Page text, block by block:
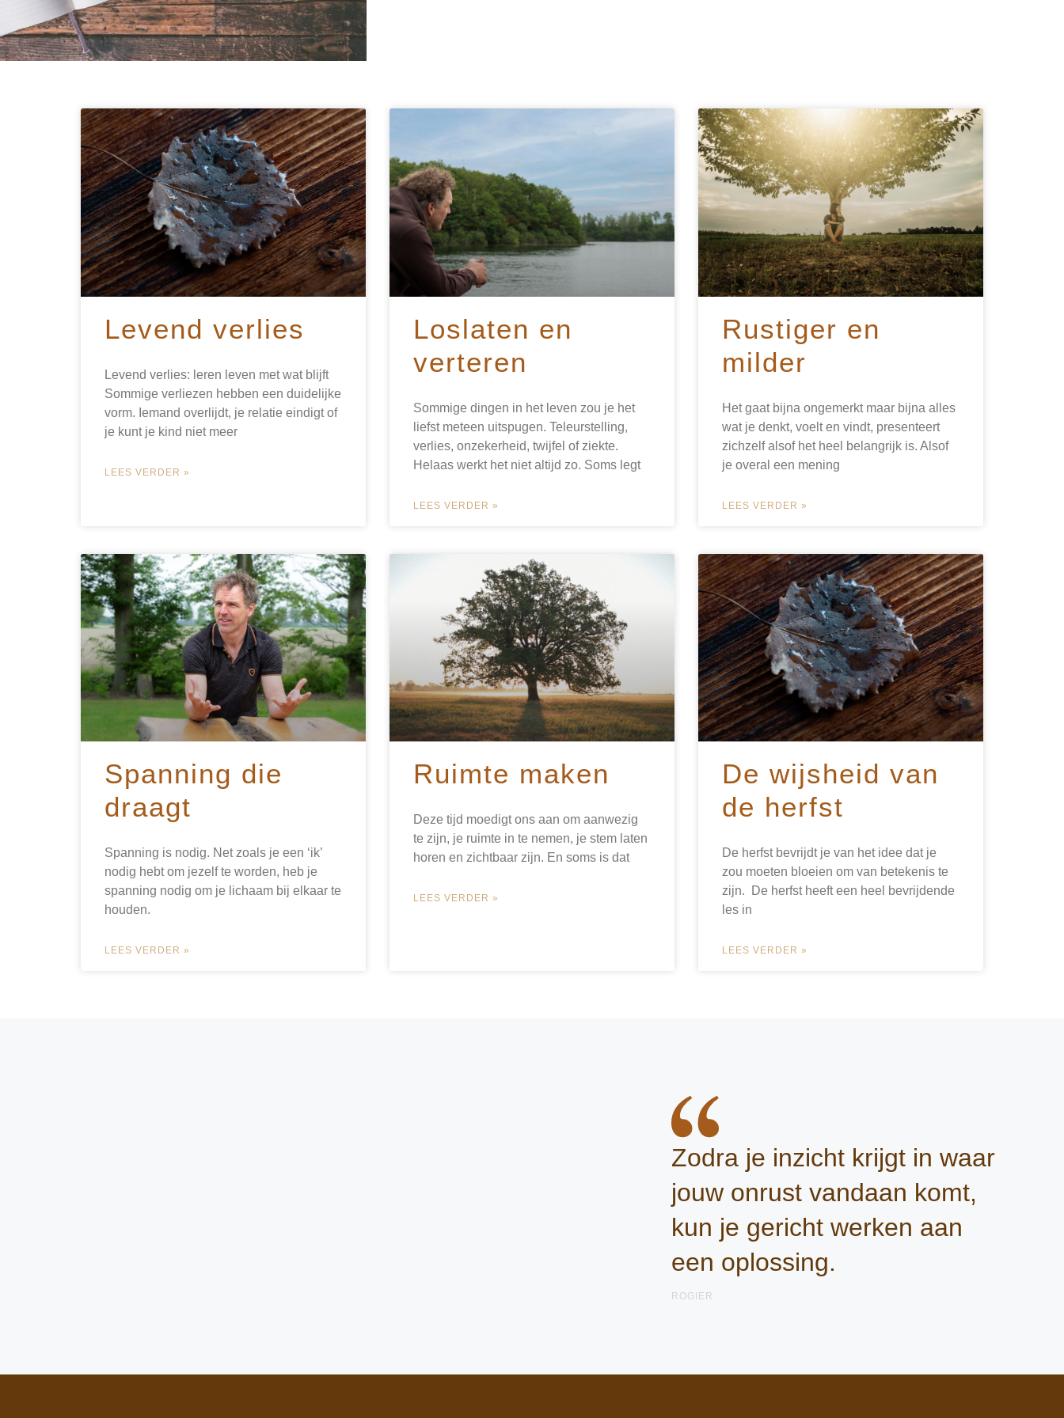
Levend verlies
Levend verlies: leren leven met wat blijft
Sommige verliezen hebben een duidelijke
vorm. Iemand overlijdt, je relatie eindigt of
je kunt je kind niet meer
LEES VERDER »
Loslaten en
verteren
Sommige dingen in het leven zou je het
liefst meteen uitspugen. Teleurstelling,
verlies, onzekerheid, twijfel of ziekte.
Helaas werkt het niet altijd zo. Soms legt
LEES VERDER »
Rustiger en
milder
Het gaat bijna ongemerkt maar bijna alles
wat je denkt, voelt en vindt, presenteert
zichzelf alsof het heel belangrijk is. Alsof
je overal een mening
LEES VERDER »
Spanning die
draagt
Spanning is nodig. Net zoals je een ‘ik’
nodig hebt om jezelf te worden, heb je
spanning nodig om je lichaam bij elkaar te
houden.
LEES VERDER »
Ruimte maken
Deze tijd moedigt ons aan om aanwezig
te zijn, je ruimte in te nemen, je stem laten
horen en zichtbaar zijn. En soms is dat
LEES VERDER »
De wijsheid van
de herfst
De herfst bevrijdt je van het idee dat je
zou moeten bloeien om van betekenis te
zijn. De herfst heeft een heel bevrijdende
les in
LEES VERDER »
Zodra je inzicht krijgt in waar
jouw onrust vandaan komt,
kun je gericht werken aan
een oplossing.
ROGIER